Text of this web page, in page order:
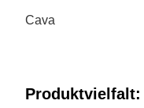
Cava
Produktvielfalt: